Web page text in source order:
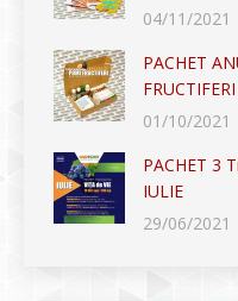
04/11/2021
PACHET
01/10/2021
PACHET 3
IULIE
29/06/2021